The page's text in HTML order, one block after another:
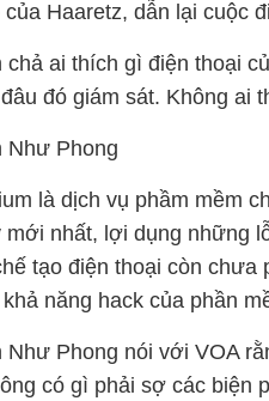
Haaretz, dẫn lại cuộc
ai thích gì điện thoại
đó giám sát. Không ai
Như Phong
là dịch vụ phầm mềm
mới nhất, lợi dụng những
tạo điện thoại còn chưa
năng hack của phần
Như Phong nói với VOA
có gì phải sợ các biện